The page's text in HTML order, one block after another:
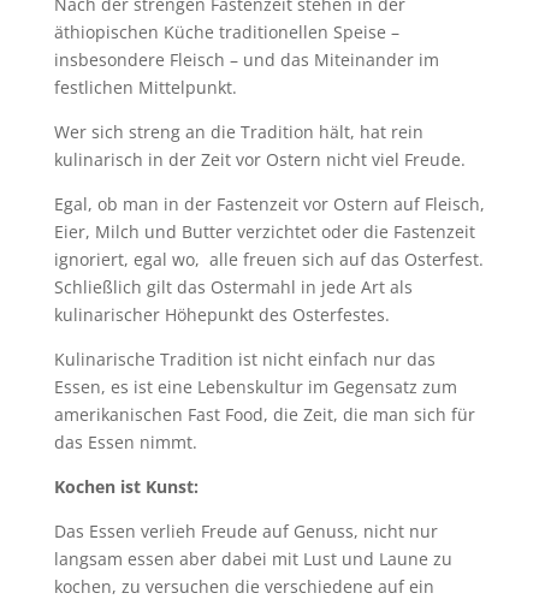
äthiopischen Küche traditionellen Speise –
insbesondere Fleisch – und das Miteinander im
festlichen Mittelpunkt.
Wer sich streng an die Tradition hält, hat rein
kulinarisch in der Zeit vor Ostern nicht viel Freude.
Egal, ob man in der Fastenzeit vor Ostern auf Fleisch,
Eier, Milch und Butter verzichtet oder die Fastenzeit
ignoriert, egal wo, alle freuen sich auf das Osterfest.
Schließlich gilt das Ostermahl in jede Art als
kulinarischer Höhepunkt des Osterfestes.
Kulinarische Tradition ist nicht einfach nur das
Essen, es ist eine Lebenskultur im Gegensatz zum
amerikanischen Fast Food, die Zeit, die man sich für
das Essen nimmt.
Kochen ist Kunst:
Das Essen verlieh Freude auf Genuss, nicht nur
langsam essen aber dabei mit Lust und Laune zu
kochen, zu versuchen die verschiedene auf ein